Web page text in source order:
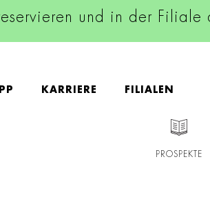
und in der Filiale
KARRIERE FILIALEN
PROSPEKTE